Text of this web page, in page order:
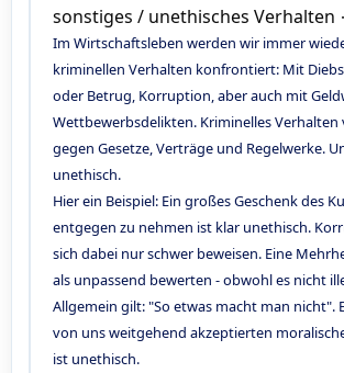
sonstiges / unethisches Verhalten
Im Wirtschaftsleben werden wir immer
kriminellen Verhalten konfrontiert: Mit
oder Betrug, Korruption, aber auch mit
Wettbewerbsdelikten. Kriminelles
gegen Gesetze, Verträge und Regelwerke.
unethisch.
Hier ein Beispiel: Ein großes Geschenk des
entgegen zu nehmen ist klar unethisch.
sich dabei nur schwer beweisen. Eine
als unpassend bewerten - obwohl es nicht
Allgemein gilt: "So etwas macht man nicht".
von uns weitgehend akzeptierten
ist unethisch.